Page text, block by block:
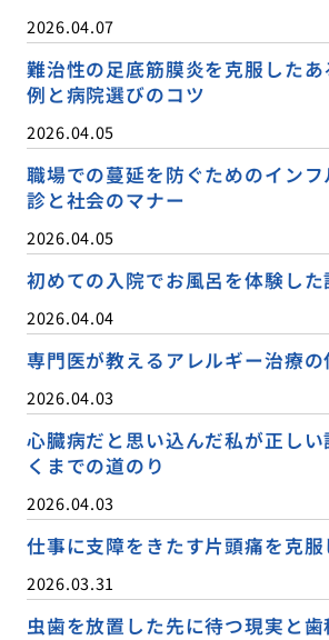
2026.04.07
難治性の足底筋膜炎を克服した
例と病院選びのコツ
2026.04.05
職場での蔓延を防ぐためのイン
診と社会のマナー
2026.04.05
初めての入院でお風呂を体験した
2026.04.04
専門医が教えるアレルギー治療の
2026.04.03
心臓病だと思い込んだ私が正し
くまでの道のり
2026.04.03
仕事に支障をきたす片頭痛を克
2026.03.31
虫歯を放置した先に待つ現実と